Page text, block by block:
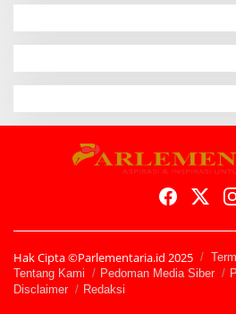
Hak Cipta ©Parlementaria.id 2025
Tentang Kami
Pedoman Media Siber
Disclaimer
Redaksi